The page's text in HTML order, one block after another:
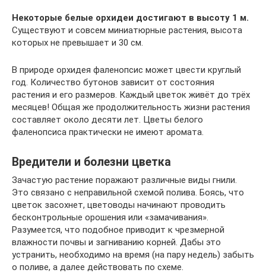
Некоторые белые орхидеи достигают в высоту 1 м.
Существуют и совсем миниатюрные растения, высота
которых не превышает и 30 см.
В природе орхидея фаленопсис может цвести круглый
год. Количество бутонов зависит от состояния
растения и его размеров. Каждый цветок живёт до трёх
месяцев! Общая же продолжительность жизни растения
составляет около десяти лет. Цветы белого
фаленопсиса практически не имеют аромата.
Вредители и болезни цветка
Зачастую растение поражают различные виды гнили.
Это связано с неправильной схемой полива. Боясь, что
цветок засохнет, цветоводы начинают проводить
бесконтрольные орошения или «замачивания».
Разумеется, что подобное приводит к чрезмерной
влажности почвы и загниванию корней. Дабы это
устранить, необходимо на время (на пару недель) забыть
о поливе, а далее действовать по схеме.